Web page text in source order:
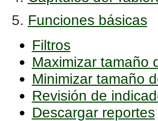
5. Funciones básicas
Filtros
Maximizar tamaño
Minimizar tamaño
Revisión de
Descargar reportes